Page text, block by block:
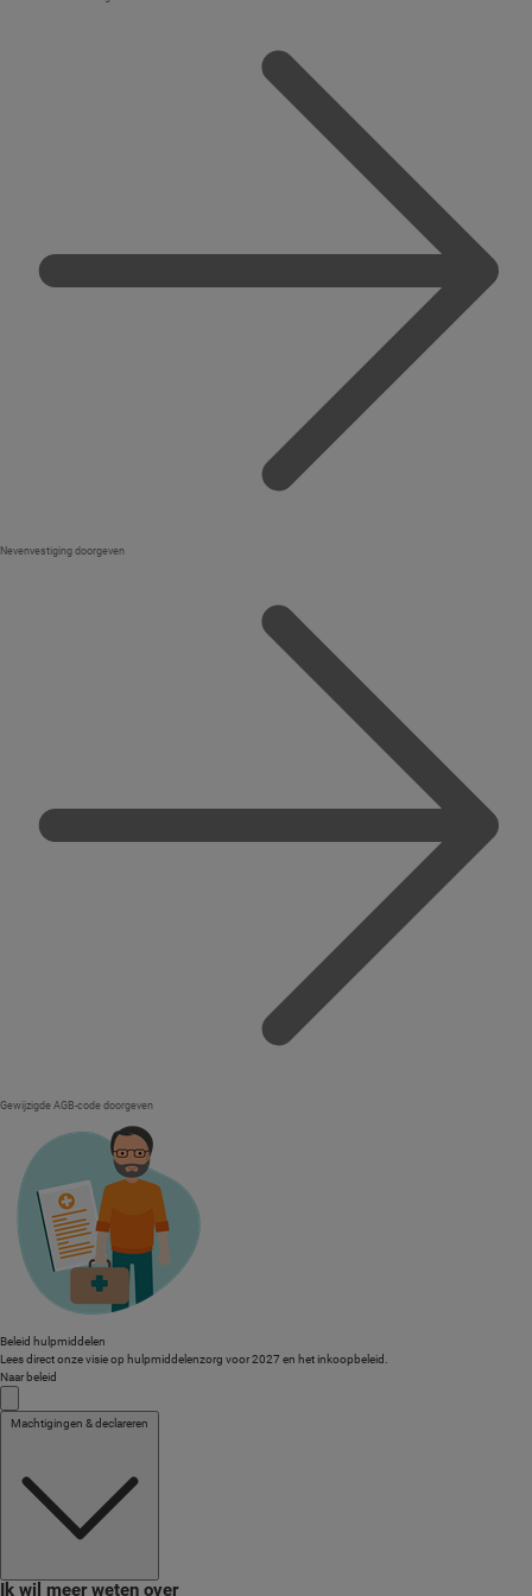
Nevenvestiging doorgeven
Gewijzigde AGB-code doorgeven
Beleid hulpmiddelen
Lees direct onze visie op hulpmiddelenzorg voor 2027 en het inkoopbeleid.
Naar beleid
Machtigingen & declareren
Ik wil meer weten over